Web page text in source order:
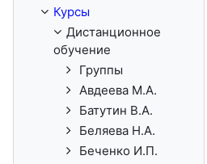
Курсы
Дистанционное
обучение
Группы
Авдеева М.А.
Батутин В.А.
Беляева Н.А.
Беченко И.П.